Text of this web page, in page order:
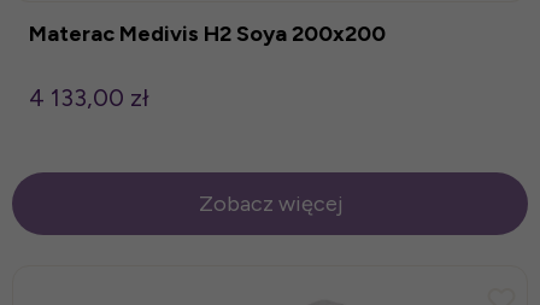
Materac Medivis H2 Soya 200x200
4 133,00 zł
Zobacz więcej